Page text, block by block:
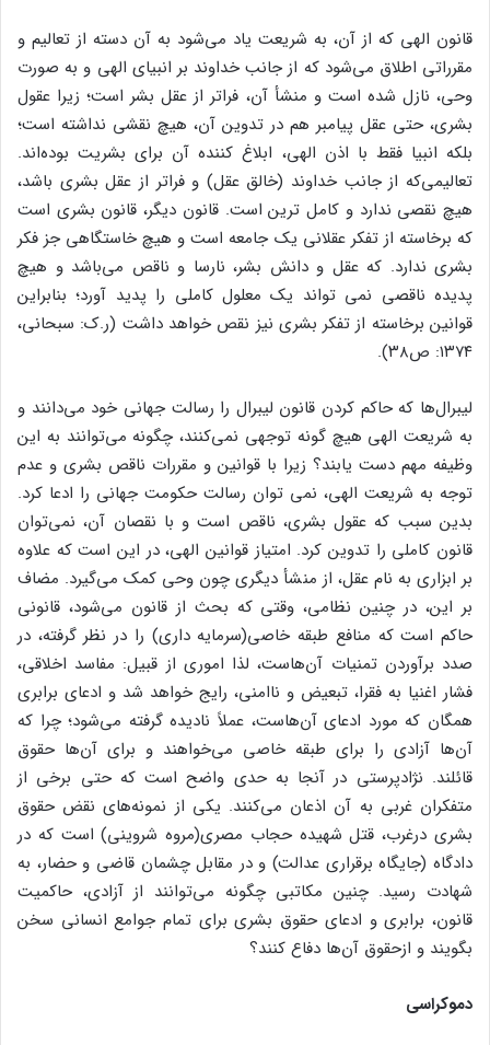
قانون الهی که از آن، به شریعت یاد می‌شود به آن دسته از تعالیم و
مقرراتی اطلاق می‌شود که از جانب خداوند بر انبیای الهی و به صورت
وحی، نازل شده است و منشأ آن، فراتر از عقل بشر است؛ زیرا عقول
بشری، حتی عقل پیامبر هم در تدوین آن، هیچ نقشی نداشته است؛
بلکه انبیا فقط با اذن الهی، ابلاغ کننده آن برای بشریت بوده‌اند.
تعالیمی‌که از جانب خداوند (خالق عقل) و فراتر از عقل بشری باشد،
هیچ نقصی ندارد و کامل ترین است. قانون دیگر، قانون بشری است
که برخاسته از تفکر عقلانی یک جامعه است و هیچ خاستگاهی جز فکر
بشری ندارد. که عقل و دانش بشر، نارسا و ناقص می‌باشد و هیچ
پدیده ناقصی نمی تواند یک معلول کاملی را پدید آورد؛ بنابراین
قوانین برخاسته از تفکر بشری نیز نقص خواهد داشت (ر.ک: سبحانی،
۱۳۷۴: ص۳۸).
لیبرال‌ها که حاکم کردن قانون لیبرال را رسالت جهانی خود می‌دانند و
به شریعت الهی هیچ گونه توجهی نمی‌کنند، چگونه می‌توانند به این
وظیفه مهم دست یابند؟ زیرا با قوانین و مقررات ناقص بشری و عدم
توجه به شریعت الهی، نمی توان رسالت حکومت جهانی را ادعا کرد.
بدین سبب که عقول بشری، ناقص است و با نقصان آن، نمی‌توان
قانون کاملی را تدوین کرد. امتیاز قوانین الهی، در این است که علاوه
بر ابزاری به نام عقل، از منشأ دیگری چون وحی کمک می‌گیرد. مضاف
بر این، در چنین نظامی، وقتی که بحث از قانون می‌شود، قانونی
حاکم است که منافع طبقه خاصی(سرمایه داری) را در نظر گرفته، در
صدد برآوردن تمنیات آن‌هاست، لذا اموری از قبیل: مفاسد اخلاقی،
فشار اغنیا به فقرا، تبعیض و ناامنی، رایج خواهد شد و ادعای برابری
همگان که مورد ادعای آن‌هاست، عملاً نادیده گرفته می‌شود؛ چرا که
آن‌ها آزادی را برای طبقه خاصی می‌خواهند و برای آن‌ها حقوق
قائلند. نژادپرستی در آنجا به حدی واضح است که حتی برخی از
متفکران غربی به آن اذعان می‌کنند. یکی از نمونه‌های نقض حقوق
بشری درغرب، قتل شهیده حجاب مصری(مروه شروینی) است که در
دادگاه (جایگاه برقراری عدالت) و در مقابل چشمان قاضی و حضار، به
شهادت رسید. چنین مکاتبی چگونه می‌توانند از آزادی، حاکمیت
قانون، برابری و ادعای حقوق بشری برای تمام جوامع انسانی سخن
بگویند و ازحقوق آن‌ها دفاع کنند؟
دموکراسی